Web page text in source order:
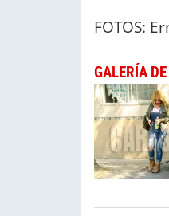
FOTOS:
GALERÍA